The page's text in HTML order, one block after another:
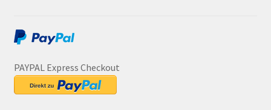
PAYPAL Express Checkout